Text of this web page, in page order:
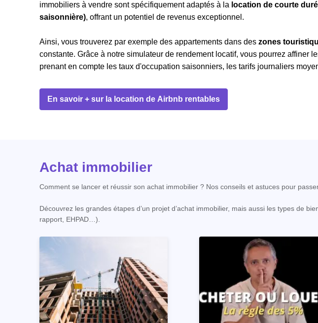
immobiliers à vendre sont spécifiquement adaptés à la location de courte
saisonnière), offrant un potentiel de revenus exceptionnel.
Ainsi, vous trouverez par exemple des appartements dans des zones
constante. Grâce à notre simulateur de rendement locatif, vous pourrez affiner
prenant en compte les taux d'occupation saisonniers, les tarifs journaliers
En savoir + sur la location de Airbnb rentables
Achat immobilier
Comment se lancer et réussir son achat immobilier ? Nos conseils et astuces pour passer
Découvrez les grandes étapes d’un projet d’achat immobilier, mais aussi les types de
rapport, EHPAD…).